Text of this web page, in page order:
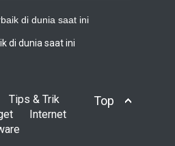
SPEC 8 Januari 2017
& SOFTWARE
7 Januari 2017
di dunia saat ini
Top
Tips & Trik
Internet